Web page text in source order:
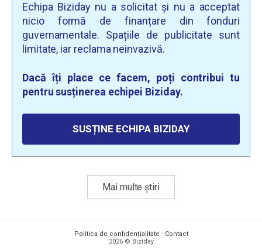
Echipa Biziday nu a solicitat și nu a acceptat
nicio formă de finanțare din fonduri
guvernamentale. Spațiile de publicitate sunt
limitate, iar reclama neinvazivă.
Dacă îți place ce facem, poți contribui tu
pentru susținerea echipei Biziday.
SUSȚINE ECHIPA BIZIDAY
Mai multe știri
Politica de confidențialitate · Contact
2026 © Biziday